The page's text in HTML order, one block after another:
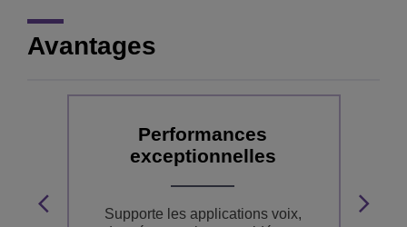
Avantages
Performances
exceptionnelles
Supporte les applications voix,